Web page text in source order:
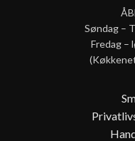
Søndag –
Fredag –